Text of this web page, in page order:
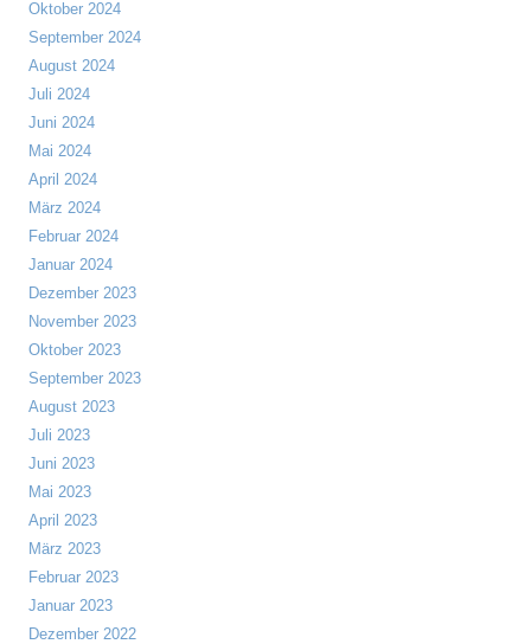
Oktober 2024
September 2024
August 2024
Juli 2024
Juni 2024
Mai 2024
April 2024
März 2024
Februar 2024
Januar 2024
Dezember 2023
November 2023
Oktober 2023
September 2023
August 2023
Juli 2023
Juni 2023
Mai 2023
April 2023
März 2023
Februar 2023
Januar 2023
Dezember 2022